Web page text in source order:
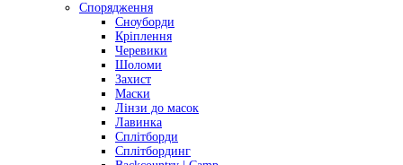
Спорядження
Сноуборди
Кріплення
Черевики
Шоломи
Захист
Маски
Лінзи до масок
Лавинка
Сплітборди
Сплітбординг